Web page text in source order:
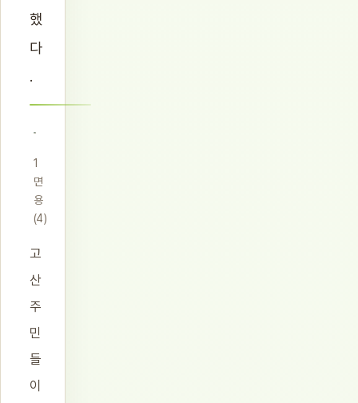
했
다
.
1
면
용
(4)
고
산
주
민
들
이